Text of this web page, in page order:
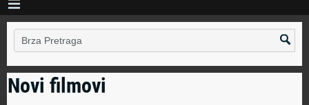
Novi filmovi